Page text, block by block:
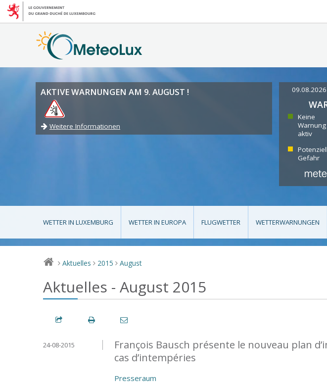
AKTIVE WARNUNGEN AM 9. AUGUST !
Weitere Informationen
09.08.2026
Keine
Warnung
aktiv
Gefahr
WETTER IN LUXEMBURG WETTER IN EUROPA FLUGWETTER WETTERWARNUNGEN
> Aktuelles > 2015 > August
Aktuelles - August 2015
François Bausch présente le nouveau plan
cas d’intempéries
24-08-2015
Presseraum